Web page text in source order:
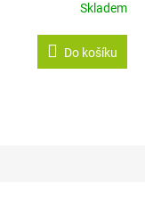
Skladem
Do košíku